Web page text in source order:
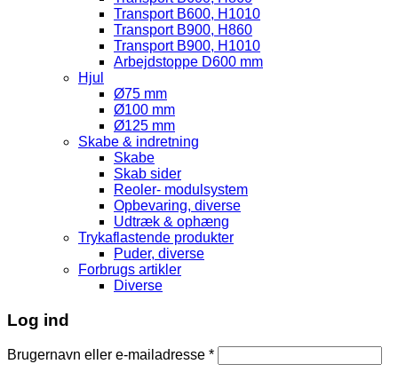
Transport B600, H1010
Transport B900, H860
Transport B900, H1010
Arbejdstoppe D600 mm
Hjul
Ø75 mm
Ø100 mm
Ø125 mm
Skabe & indretning
Skabe
Skab sider
Reoler- modulsystem
Opbevaring, diverse
Udtræk & ophæng
Trykaflastende produkter
Puder, diverse
Forbrugs artikler
Diverse
Log ind
Brugernavn eller e-mailadresse *